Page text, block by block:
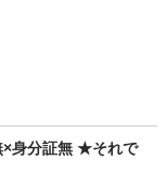
×身分証無 ★それで